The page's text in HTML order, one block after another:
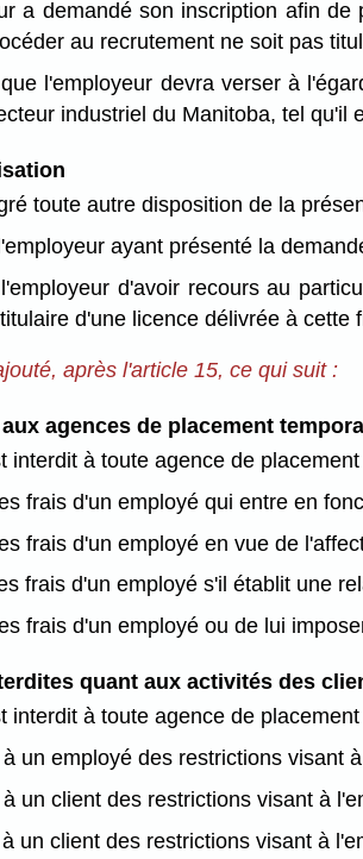
a demandé son inscription afin
au recrutement ne soit pas
l'employeur devra verser à
industriel du Manitoba, tel qu'il
toute autre disposition de la
ayant présenté la
d'avoir recours au
d'une licence délivrée à cette
après l'article 15, ce qui suit :
agences de placement
interdit à toute agence de
frais d'un employé qui entre en
frais d'un employé en vue de
frais d'un employé s'il établit une
frais d'un employé ou de lui
quant aux activités des
interdit à toute agence de
un employé des restrictions visant
un client des restrictions visant à
un client des restrictions visant à